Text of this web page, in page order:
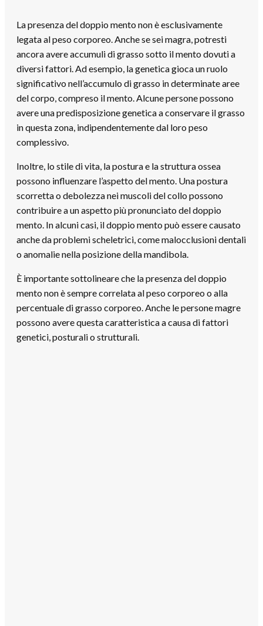
La presenza del doppio mento non è esclusivamente
legata al peso corporeo. Anche se sei magra, potresti
ancora avere accumuli di grasso sotto il mento dovuti a
diversi fattori. Ad esempio, la genetica gioca un ruolo
significativo nell’accumulo di grasso in determinate aree
del corpo, compreso il mento. Alcune persone possono
avere una predisposizione genetica a conservare il grasso
in questa zona, indipendentemente dal loro peso
complessivo.
Inoltre, lo stile di vita, la postura e la struttura ossea
possono influenzare l’aspetto del mento. Una postura
scorretta o debolezza nei muscoli del collo possono
contribuire a un aspetto più pronunciato del doppio
mento. In alcuni casi, il doppio mento può essere causato
anche da problemi scheletrici, come malocclusioni dentali
o anomalie nella posizione della mandibola.
È importante sottolineare che la presenza del doppio
mento non è sempre correlata al peso corporeo o alla
percentuale di grasso corporeo. Anche le persone magre
possono avere questa caratteristica a causa di fattori
genetici, posturali o strutturali.